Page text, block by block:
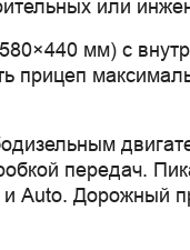
или
мм) с
прицеп
передач.
Auto. Дорожный